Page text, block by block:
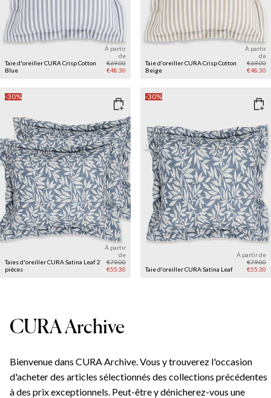
Taie d'oreiller CURA Crisp Cotton
Blue
À partir
de
€69.00
€48.30
Taie d'oreiller CURA Crisp Cotton
Beige
À partir
de
€69.00
€48.30
-30%
Taies d'oreiller CURA Satina Leaf 2
pièces
À partir
de
€79.00
€55.30
-30%
Taie d'oreiller CURA Satina Leaf
À partir de
€79.00
€55.30
CURA Archive
Bienvenue dans CURA Archive. Vous y trouverez l'occasion
d'acheter des articles sélectionnés des collections précédentes
à des prix exceptionnels. Peut-être y dénicherez-vous une